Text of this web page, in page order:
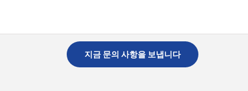
지금 문의 사항을 보냅니다